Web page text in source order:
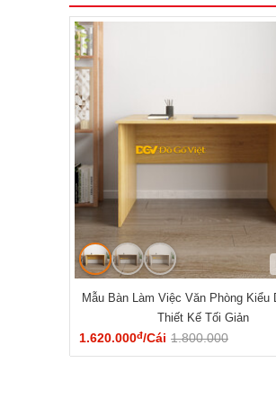
Mẫu Bàn Làm Việc Văn Phòng Kiểu
Thiết Kế Tối Giản
1.620.000đ/Cái 1.800.000